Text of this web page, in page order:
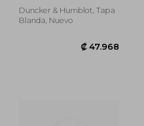
₡ 96.925
Duncker & Humblot, Tapa
Blanda, Nuevo